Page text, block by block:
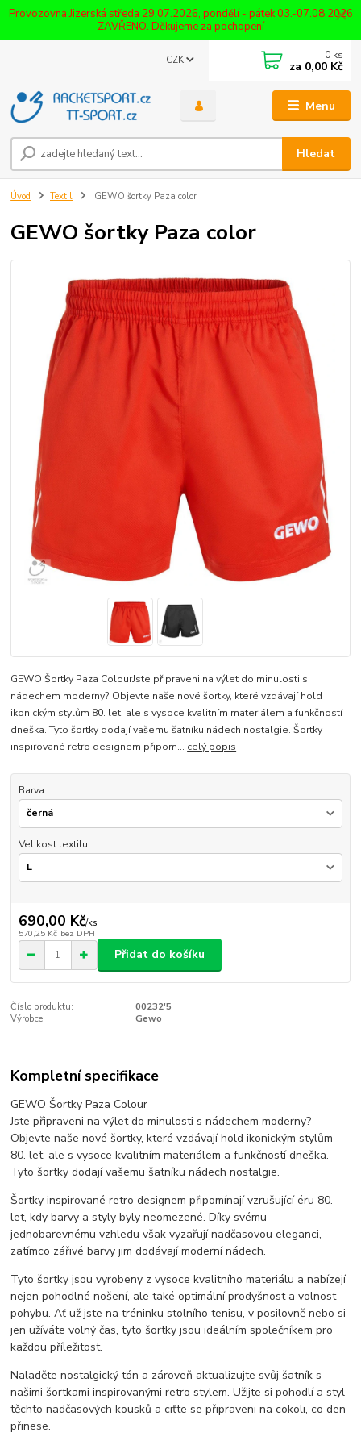
Provozovna Jizerská středa 29.07.2026, pondělí - pátek 03.-07.08.2026
ZAVŘENO. Děkujeme za pochopení
Menu
CZK
Hledat
0 ks
za 0,00 Kč
Úvod Textil GEWO šortky Paza color
GEWO šortky Paza color
GEWO Šortky Paza ColourJste připraveni na výlet do minulosti s
nádechem moderny? Objevte naše nové šortky, které vzdávají hold
ikonickým stylům 80. let, ale s vysoce kvalitním materiálem a funkčností
dneška. Tyto šortky dodají vašemu šatníku nádech nostalgie. Šortky
inspirované retro designem připom... celý popis
Barva
Velikost textilu
690,00 Kč/ks
570,25 Kč bez DPH
Přidat do košíku
Číslo produktu:
00232'5
Výrobce:
Gewo
Kompletní specifikace
GEWO Šortky Paza Colour
Jste připraveni na výlet do minulosti s nádechem moderny?
Objevte naše nové šortky, které vzdávají hold ikonickým stylům
80. let, ale s vysoce kvalitním materiálem a funkčností dneška.
Tyto šortky dodají vašemu šatníku nádech nostalgie.
Šortky inspirované retro designem připomínají vzrušující éru 80.
let, kdy barvy a styly byly neomezené. Díky svému
jednobarevnému vzhledu však vyzařují nadčasovou eleganci,
zatímco zářivé barvy jim dodávají moderní nádech.
Tyto šortky jsou vyrobeny z vysoce kvalitního materiálu a nabízejí
nejen pohodlné nošení, ale také optimální prodyšnost a volnost
pohybu. Ať už jste na tréninku stolního tenisu, v posilovně nebo si
jen užíváte volný čas, tyto šortky jsou ideálním společníkem pro
každou příležitost.
Naladěte nostalgický tón a zároveň aktualizujte svůj šatník s
našimi šortkami inspirovanými retro stylem. Užijte si pohodlí a styl
těchto nadčasových kousků a ciťte se připraveni na cokoli, co den
přinese.